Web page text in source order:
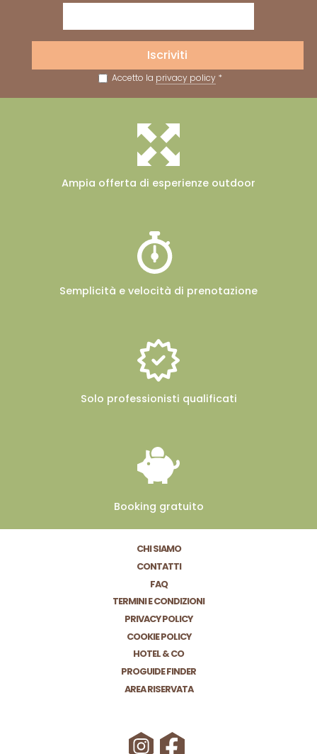
Accetto la privacy policy*
Iscriviti
Ampia offerta di esperienze outdoor
Semplicità e velocità di prenotazione
Solo professionisti qualificati
Booking gratuito
CHI SIAMO
CONTATTI
FAQ
TERMINI E CONDIZIONI
PRIVACY POLICY
COOKIE POLICY
HOTEL & CO
PROGUIDE FINDER
AREA RISERVATA